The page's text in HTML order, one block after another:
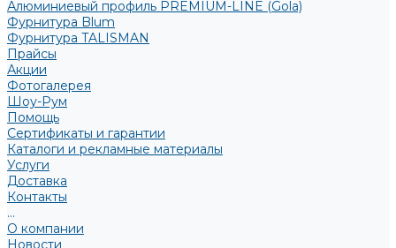
Алюминиевый профиль PREMIUM-LINE (Gola)
Фурнитура Blum
Фурнитура TALISMAN
Прайсы
Акции
Фотогалерея
Шоу-Рум
Помощь
Сертификаты и гарантии
Каталоги и рекламные материалы
Услуги
Доставка
Контакты
...
О компании
Новости